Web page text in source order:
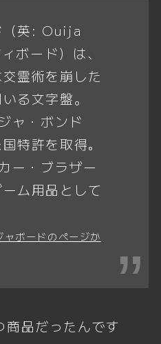
（英: Ouija
ボード）は、
霊術を崩した
る文字盤。
ャ・ボンド
国特許を取得｡
ー・ブラザー
ム用品として
ボードのページか
商品だったんです